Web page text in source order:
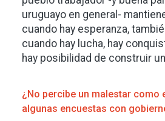
uruguayo en general-
cuando hay esperanza,
cuando hay lucha, hay
hay posibilidad de construir
¿No percibe un malestar como
algunas encuestas con